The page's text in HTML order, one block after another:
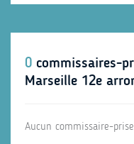
0 commissaires-
Marseille 12e
Aucun commissaire-